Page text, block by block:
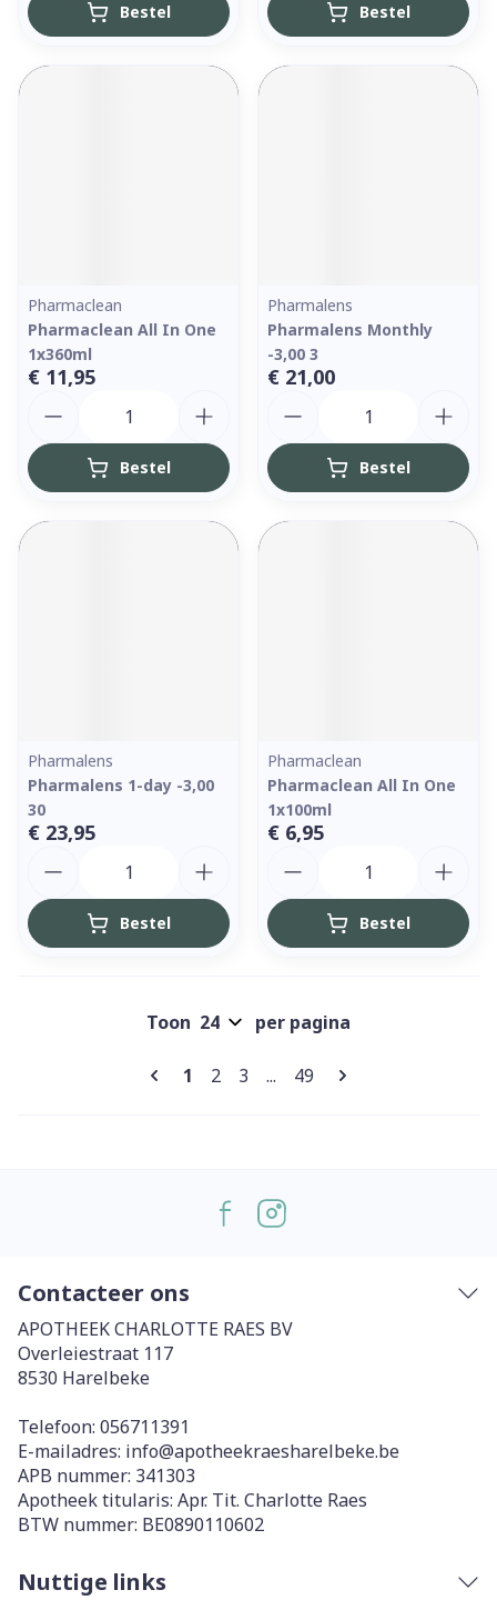
Bestel Bestel
Pharmaclean
Pharmaclean All In One
1x360ml
€ 11,95
Bestel
Pharmalens
Pharmalens Monthly
-3,00 3
€ 21,00
Bestel
Pharmalens
Pharmalens 1-day -3,00
30
€ 23,95
Bestel
Pharmaclean
Pharmaclean All In One
1x100ml
€ 6,95
Bestel
Pagina's
U lees momenteel pagina
1 Pagina
2 Pagina
3 ... Pagina
49
Toon per pagina
Contacteer ons
APOTHEEK CHARLOTTE RAES BV
Overleiestraat 117
8530 Harelbeke
Telefoon: 056711391
E-mailadres: info@apotheekraesharelbeke.be
APB nummer: 341303
Apotheek titularis: Apr. Tit. Charlotte Raes
BTW nummer: BE0890110602
Nuttige links